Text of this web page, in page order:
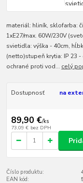
materiál: hliník, sklofarba:
1xE27/max. 60W/230V
svietidla: výška - 40cm,
(netto)stupeň krytia: IP 23
ochrané proti vod... celý
Dostupnosť na
89,90 €/ks
73,09 € bez DPH
Číslo produktu:
EAN kód: